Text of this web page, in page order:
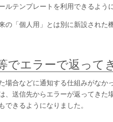
テンプレートを利用できるよう
の「個人用」とは別に新設された
でエラーで返って
場合などに通知する仕組みがなか
、送信先からエラーが返ってき
きるようになりました。